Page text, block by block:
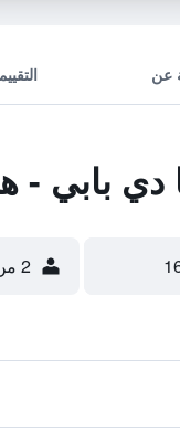
عن
بابي -
2 من الضيوف، غرفة واحدة